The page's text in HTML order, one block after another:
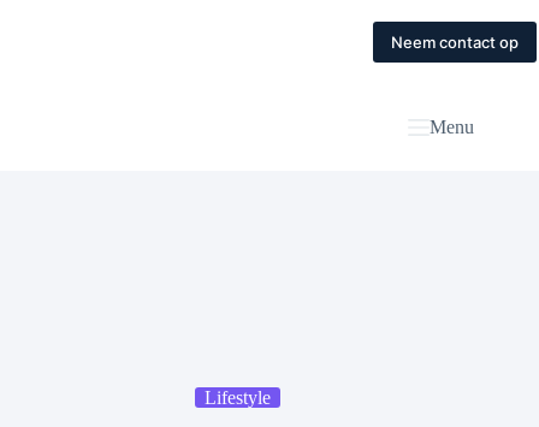
Contact
Neem contact op
Menu
Lifestyle